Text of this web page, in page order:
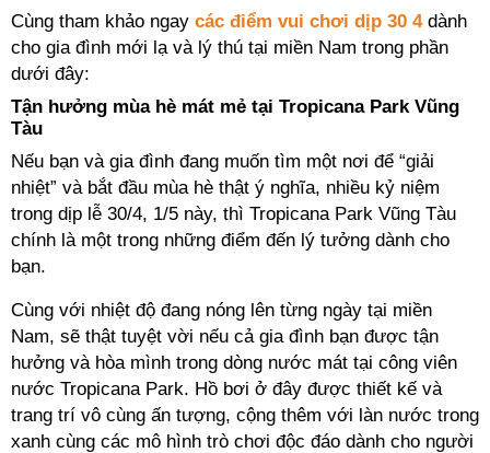
Cùng tham khảo ngay các điểm vui chơi dịp 30 4 dành
cho gia đình mới lạ và lý thú tại miền Nam trong phần
dưới đây:
Tận hưởng mùa hè mát mẻ tại Tropicana Park Vũng
Tàu
Nếu bạn và gia đình đang muốn tìm một nơi để “giải
nhiệt” và bắt đầu mùa hè thật ý nghĩa, nhiều kỷ niệm
trong dịp lễ 30/4, 1/5 này, thì Tropicana Park Vũng Tàu
chính là một trong những điểm đến lý tưởng dành cho
bạn.
Cùng với nhiệt độ đang nóng lên từng ngày tại miền
Nam, sẽ thật tuyệt vời nếu cả gia đình bạn được tận
hưởng và hòa mình trong dòng nước mát tại công viên
nước Tropicana Park. Hồ bơi ở đây được thiết kế và
trang trí vô cùng ấn tượng, cộng thêm với làn nước trong
xanh cùng các mô hình trò chơi độc đáo dành cho người